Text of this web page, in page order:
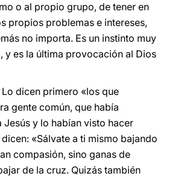
o al propio grupo, de tener en
propios problemas e intereses,
no importa. Es un instinto muy
y es la última provocación al Dios
Lo dicen primero «los que
gente común, que había
Jesús y lo habían visto hacer
«Sálvate a ti mismo bajando
compasión, sino ganas de
de la cruz. Quizás también